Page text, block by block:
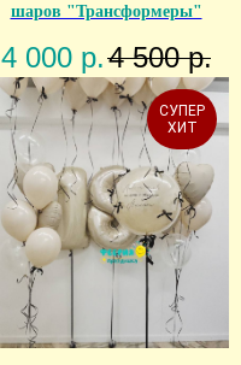
шаров "Трансформеры"
4 000 р.4 500 р.
СУПЕР
ХИТ